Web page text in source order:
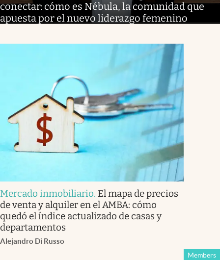
conectar: cómo es Nébula, la comunidad que
apuesta por el nuevo liderazgo femenino
Mercado inmobiliario. El mapa de precios
de venta y alquiler en el AMBA: cómo
quedó el índice actualizado de casas y
departamentos
Alejandro Di Russo
Members